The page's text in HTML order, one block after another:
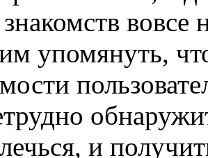
упомянуть,
и